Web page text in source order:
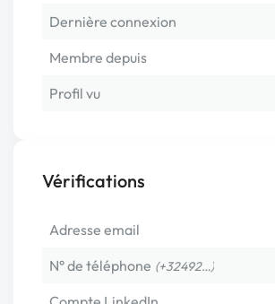
Dernière connexion
Membre depuis
Profil vu
Vérifications
Adresse email
N° de téléphone (+32492…)